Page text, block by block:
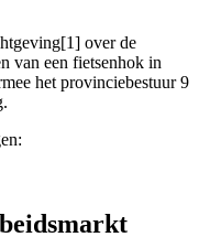
over de
van een fietsenhok in
het provinciebestuur 9